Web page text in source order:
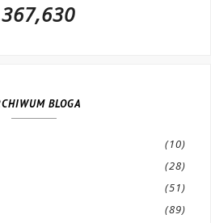
BLOGA
(10)
(28)
(51)
(89)